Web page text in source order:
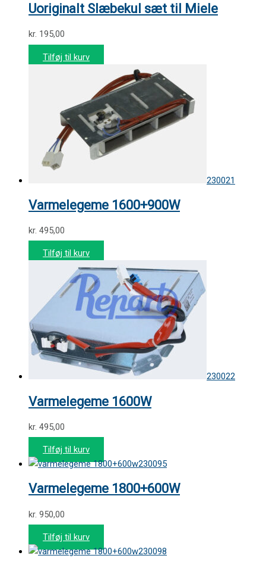
Uoriginalt Slæbekul sæt til Miele
kr. 195,00
Tilføj til kurv
230021
Varmelegeme 1600+900W
kr. 495,00
Tilføj til kurv
230022
Varmelegeme 1600W
kr. 495,00
Tilføj til kurv
230095
Varmelegeme 1800+600W
kr. 950,00
Tilføj til kurv
230098